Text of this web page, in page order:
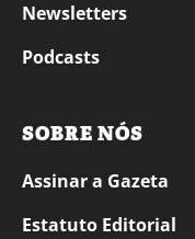
Newsletters
Podcasts
SOBRE NÓS
Assinar a Gazeta
Estatuto Editorial